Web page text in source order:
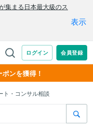
ンを獲得！
ト・コンサル相談